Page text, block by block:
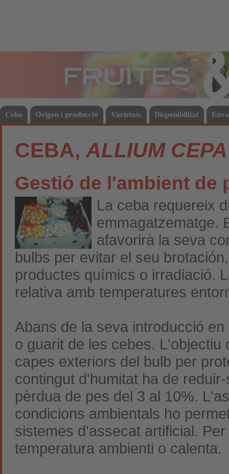
Ceba Origen i producció Varietats Disponibilitat
CEBA, ALLIUM CEPA
Gestió de l'ambient de
La ceba requereix
emmagatzematge.
afavorirà la seva
bulbs per evitar el seu
productes químics o irradiació.
relativa amb temperatures
Abans de la seva introducció
o guarit de les cebes.
capes exteriors del bulb per
contingut d'humitat ha de
pèrdua de pes del 3 al 10%.
condicions ambientals ho
sistemes d'assecat artificial.
temperatura ambienti o calenta.